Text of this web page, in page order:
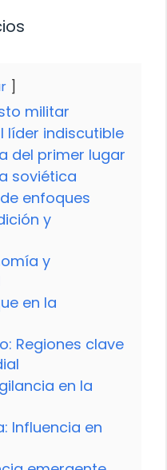
militar
líder indiscutible
del primer lugar
soviética
enfoques
y
y
en la
Regiones clave
en la
Influencia en